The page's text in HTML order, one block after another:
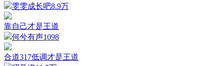
雯雯成长吧8.9万
靠自己才是王道
何兮有声1098
合道317低调才是王道